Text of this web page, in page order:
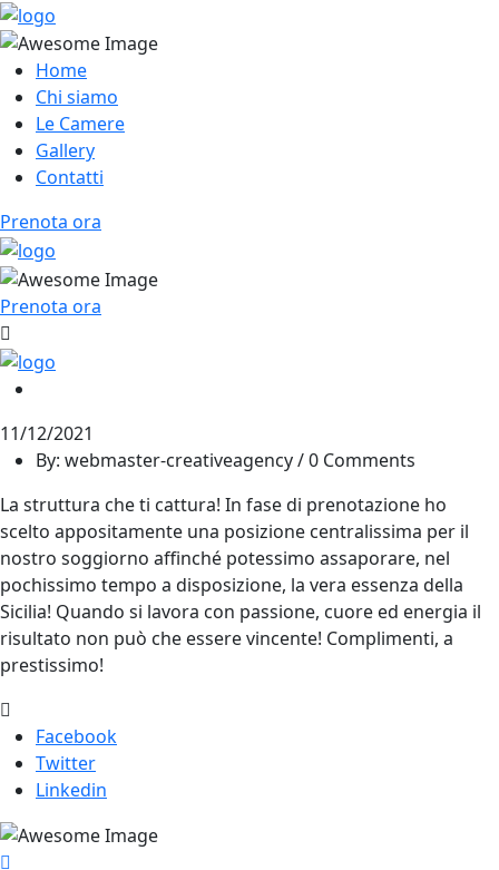
Home
Chi siamo
Le Camere
Gallery
Contatti
Prenota ora
Prenota ora
11/12/2021
By: webmaster-creativeagency / 0 Comments
La struttura che ti cattura! In fase di prenotazione ho
scelto appositamente una posizione centralissima per il
nostro soggiorno affinché potessimo assaporare, nel
pochissimo tempo a disposizione, la vera essenza della
Sicilia! Quando si lavora con passione, cuore ed energia il
risultato non può che essere vincente! Complimenti, a
prestissimo!
Facebook
Twitter
Linkedin